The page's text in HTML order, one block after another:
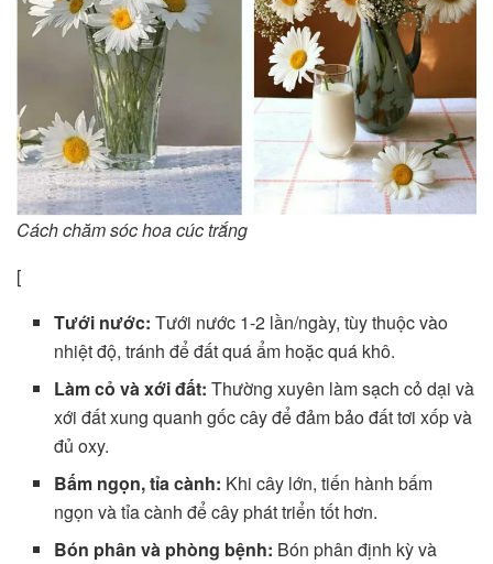
Cách chăm sóc hoa cúc trắng
[
Tưới nước: Tưới nước 1-2 lần/ngày, tùy thuộc vào
nhiệt độ, tránh để đất quá ẩm hoặc quá khô.
Làm cỏ và xới đất: Thường xuyên làm sạch cỏ dại và
xới đất xung quanh gốc cây để đảm bảo đất tơi xốp và
đủ oxy.
Bấm ngọn, tỉa cành: Khi cây lớn, tiến hành bấm
ngọn và tỉa cành để cây phát triển tốt hơn.
Bón phân và phòng bệnh: Bón phân định kỳ và